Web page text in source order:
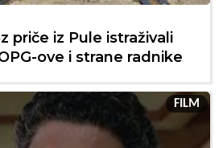
priče iz Pule istraživali
ove i strane radnike
FILM